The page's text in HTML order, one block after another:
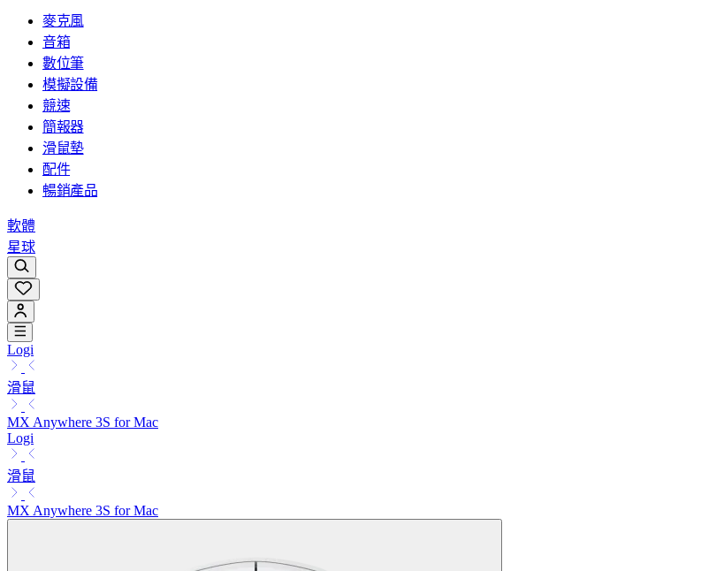
麥克風
音箱
數位筆
模擬設備
競速
簡報器
滑鼠墊
配件
暢銷產品
軟體
星球
Logi
滑鼠
MX Anywhere 3S for Mac
Logi
滑鼠
MX Anywhere 3S for Mac